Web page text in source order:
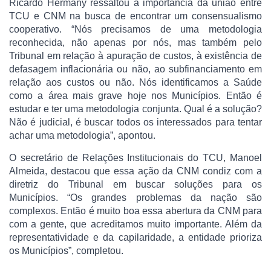
Ricardo Hermany ressaltou a importância da união entre
TCU e CNM na busca de encontrar um consensualismo
cooperativo. “Nós precisamos de uma metodologia
reconhecida, não apenas por nós, mas também pelo
Tribunal em relação à apuração de custos, à existência de
defasagem inflacionária ou não, ao subfinanciamento em
relação aos custos ou não. Nós identificamos a Saúde
como a área mais grave hoje nos Municípios. Então é
estudar e ter uma metodologia conjunta. Qual é a solução?
Não é judicial, é buscar todos os interessados para tentar
achar uma metodologia”, apontou.
O secretário de Relações Institucionais do TCU, Manoel
Almeida, destacou que essa ação da CNM condiz com a
diretriz do Tribunal em buscar soluções para os
Municípios. “Os grandes problemas da nação são
complexos. Então é muito boa essa abertura da CNM para
com a gente, que acreditamos muito importante. Além da
representatividade e da capilaridade, a entidade prioriza
os Municípios”, completou.